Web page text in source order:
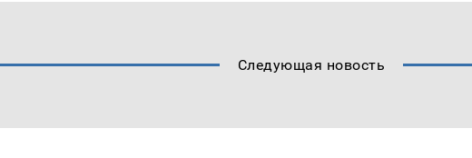
Следующая новость